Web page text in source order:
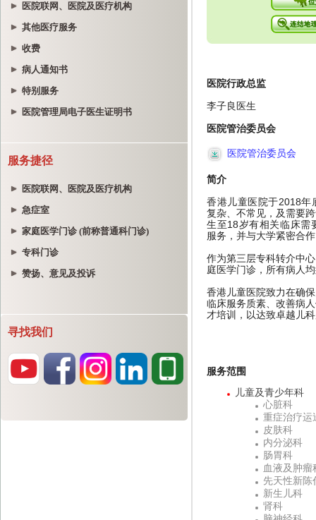
医院联网、医院及医疗机构
其他医疗服务
收费
病人通知书
特别服务
医院管理局电子医生证明书
服务捷径
医院联网、医院及医疗机构
急症室
家庭医学门诊 (前称普通科门诊)
专科门诊
赞扬、意见及投诉
寻找我们